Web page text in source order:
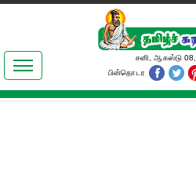
இலக்கியங்கள்
தமிழ் உலகம்
சனி, ஆகஸ்டு
பின்தொடர